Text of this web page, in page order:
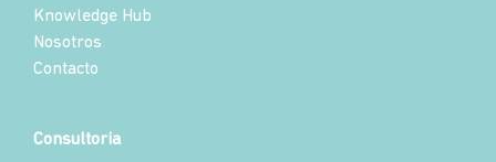
Knowledge Hub
Nosotros
Contacto
Consultoría